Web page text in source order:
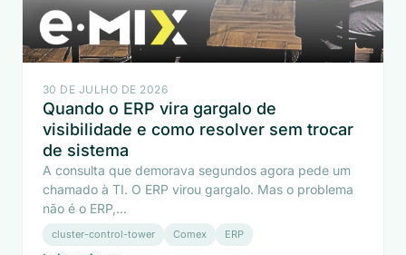
30 DE JULHO DE 2026
Quando o ERP vira gargalo de
visibilidade e como resolver sem trocar
de sistema
A consulta que demorava segundos agora pede um
chamado à TI. O ERP virou gargalo. Mas o problema
não é o ERP,...
cluster-control-tower Comex ERP